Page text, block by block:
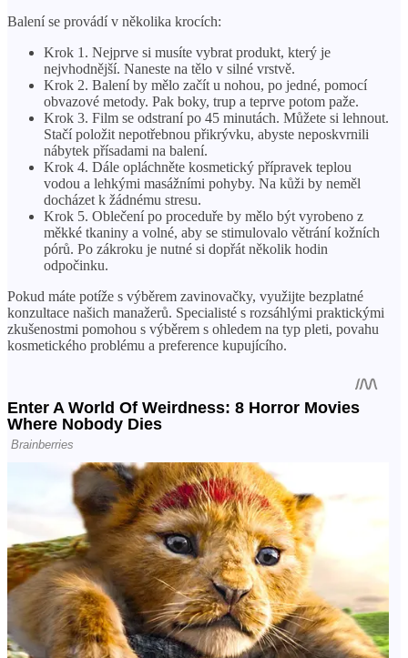
Balení se provádí v několika krocích:
Krok 1. Nejprve si musíte vybrat produkt, který je
nejvhodnější. Naneste na tělo v silné vrstvě.
Krok 2. Balení by mělo začít u nohou, po jedné, pomocí
obvazové metody. Pak boky, trup a teprve potom paže.
Krok 3. Film se odstraní po 45 minutách. Můžete si lehnout.
Stačí položit nepotřebnou přikrývku, abyste neposkvrnili
nábytek přísadami na balení.
Krok 4. Dále opláchněte kosmetický přípravek teplou
vodou a lehkými masážními pohyby. Na kůži by neměl
docházet k žádnému stresu.
Krok 5. Oblečení po proceduře by mělo být vyrobeno z
měkké tkaniny a volné, aby se stimulovalo větrání kožních
pórů. Po zákroku je nutné si dopřát několik hodin
odpočinku.
Pokud máte potíže s výběrem zavinovačky, využijte bezplatné
konzultace našich manažerů. Specialisté s rozsáhlými praktickými
zkušenostmi pomohou s výběrem s ohledem na typ pleti, povahu
kosmetického problému a preference kupujícího.